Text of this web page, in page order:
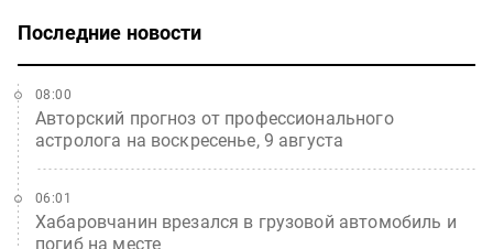
Последние новости
Авторский прогноз от профессионального
астролога на воскресенье, 9 августа
08:00
Хабаровчанин врезался в грузовой автомобиль и
погиб на месте
06:01